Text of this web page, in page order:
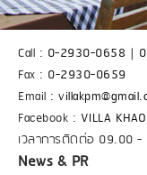
Call : 0-2930-0658 |
Fax : 0-2930-0659
Email :
Facebook : VILLA
เวลาการติดต่อ 09.00
News & PR